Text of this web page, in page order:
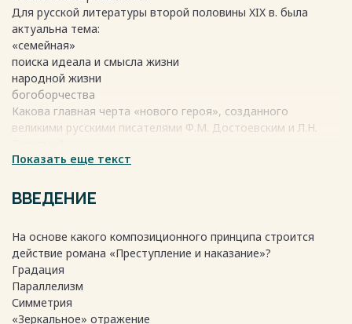
Для русской литературы второй половины XIX в. была
актуальна тема:
«семейная»
поиска идеала и смысла жизни
народной жизни
богоборчества
Какова главная черта «нового героя», созданного
великими русскими писателями Ф.М. Достоевским и Л.Н.
Критическое отношение к действительности
Жажда подвига
Тоска по мировой гармонии
II?
Желание Александра II не отставать от Европы
Кризис государственной системы
Прогрессивные взгляды царя
Страх революции
Показать еще текст
ВВЕДЕНИЕ
На основе какого композиционного принципа строится
действие романа «Преступление и наказание»?
Градация
Параллелизм
Симметрия
«Зеркальное» отражение